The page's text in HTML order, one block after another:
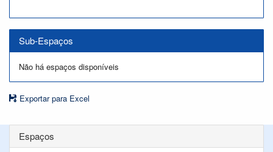
Sub-Espaços
Não há espaços disponíveis
Exportar para Excel
Espaços